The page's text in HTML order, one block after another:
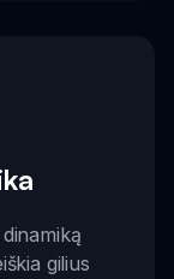
gilius